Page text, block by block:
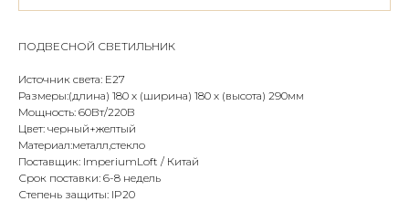
ПОДВЕСНОЙ СВЕТИЛЬНИК
Источник света: E27
Размеры:(длина) 180 х (ширина) 180 х (высота) 290мм
Мощность: 60Вт/220В
Цвет: черный+желтый
Материал:металл,стекло
Поставщик: ImperiumLoft / Китай
Срок поставки: 6-8 недель
Степень защиты: IP20